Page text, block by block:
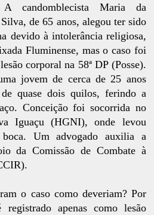
A candomblecista Maria da
de 65 anos, alegou ter sido
devido à intolerância religiosa,
Fluminense, mas o caso foi
corporal na 58ª DP (Posse).
jovem de cerca de 25 anos
de quase dois quilos, ferindo a
Conceição foi socorrida no
Iguaçu (HGNI), onde levou
Um advogado auxilia a
da Comissão de Combate à
o caso como deveriam? Por
apenas como lesão